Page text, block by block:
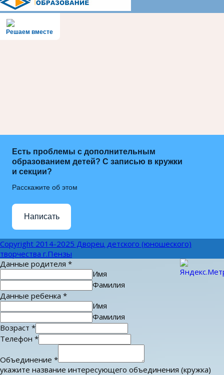
Решаем вместе
Есть проблемы с дополнительным
образованием детей? С записью в кружки
и секции?
Расскажите об этом
Написать
Copyright 2014-2025 Дворец детского (юношеского)
творчества г.Пензы
Данные родителя *
Имя
Фамилия
Данные ребенка *
Имя
Фамилия
Возраст *
Телефон *
Объединение *
укажите название интересующего объединения (кружка)